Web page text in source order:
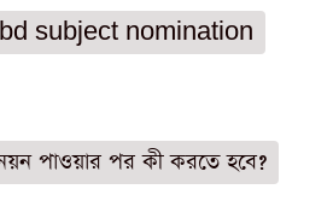
subject nomination
পাওয়ার পর কী করতে হবে?